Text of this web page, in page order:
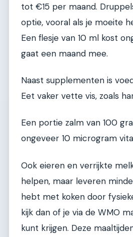
tot €15 per maand.
optie, vooral als je moeite
Een flesje van 10 ml kost
gaat een maand mee.
Naast supplementen is
Eet vaker vette vis, zoals
Een portie zalm van 100
ongeveer 10 microgram
Ook eieren en verrijkte
helpen, maar leveren
hebt met koken door
kijk dan of je via de WMO
kunt krijgen. Deze